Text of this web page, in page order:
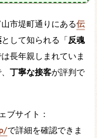
市堤町通りにある伝
として知られる「反魂
長年親しまれていま
丁寧な接客が評判で
ブサイト：
で詳細を確認できま